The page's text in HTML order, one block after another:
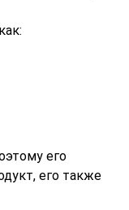
его
его также